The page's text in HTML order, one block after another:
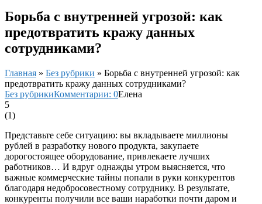
Борьба с внутренней угрозой: как
предотвратить кражу данных
сотрудниками?
Главная » Без рубрики » Борьба с внутренней угрозой: как
предотвратить кражу данных сотрудниками?
Без рубрикиКомментарии: 0Елена
5
(1)
Представьте себе ситуацию: вы вкладываете миллионы
рублей в разработку нового продукта, закупаете
дорогостоящее оборудование, привлекаете лучших
работников… И вдруг однажды утром выясняется, что
важные коммерческие тайны попали в руки конкурентов
благодаря недобросовестному сотруднику. В результате,
конкуренты получили все ваши наработки почти даром и